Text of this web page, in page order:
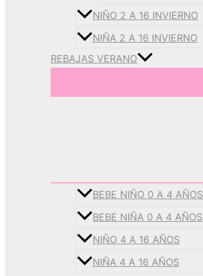
NIÑO 2 A 16 INVIERNO
NIÑA 2 A 16 INVIERNO
REBAJAS VERANO
BEBE NIÑO 0 A 4 AÑOS
BEBE NIÑA 0 A 4 AÑOS
NIÑO 4 A 16 AÑOS
NIÑA 4 A 16 AÑOS